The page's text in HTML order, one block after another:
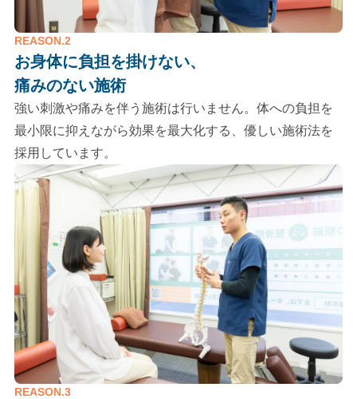
REASON.2
お身体に負担を掛けない、
痛みのない施術
強い刺激や痛みを伴う施術は行いません。体への負担を
最小限に抑えながら効果を最大化する、優しい施術法を
採用しています。
REASON.3